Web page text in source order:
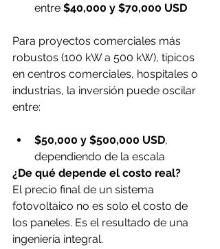
entre $40,000 y $70,000 USD
Para proyectos comerciales más
robustos (100 kW a 500 kW), típicos
en centros comerciales, hospitales o
industrias, la inversión puede oscilar
entre:
$50,000 y $500,000 USD,
dependiendo de la escala
¿De qué depende el costo real?
El precio final de un sistema
fotovoltaico no es solo el costo de
los paneles. Es el resultado de una
ingeniería integral.